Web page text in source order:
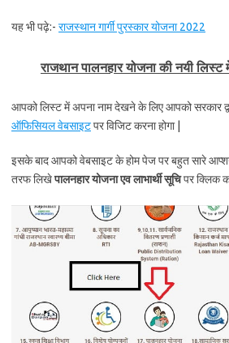
यह भी पढ़े:- राजस्थान गार्गी पुरस्कार योजना 2022
राजथान पालनहार योजना की नयी
आपको लिस्ट में अपना नाम देखने के लिए आपको सरकार
ऑफिसियल वेबसाइटपर विजिट करना होगा |
इसके बाद आपको वेबसाइट के होम पेज पर बहुत सारे
तरफ लिखेपालनहार योजना एव लाभार्थी सूचिपर क्लिक